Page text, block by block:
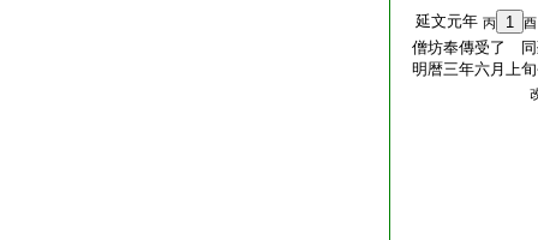
延文元年 丙 1 酉
僧坊奉傳受了 同
明暦三年六月上